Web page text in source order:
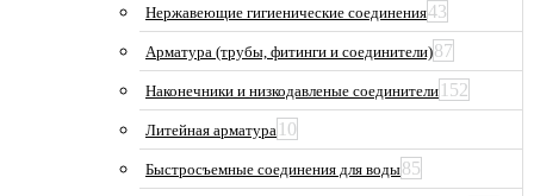
Нержавеющие гигиенические соединения43
Арматура (трубы, фитинги и соединители)87
Наконечники и низкодавленые соединители 152
Литейная арматура 10
Быстросъемные соединения для воды85